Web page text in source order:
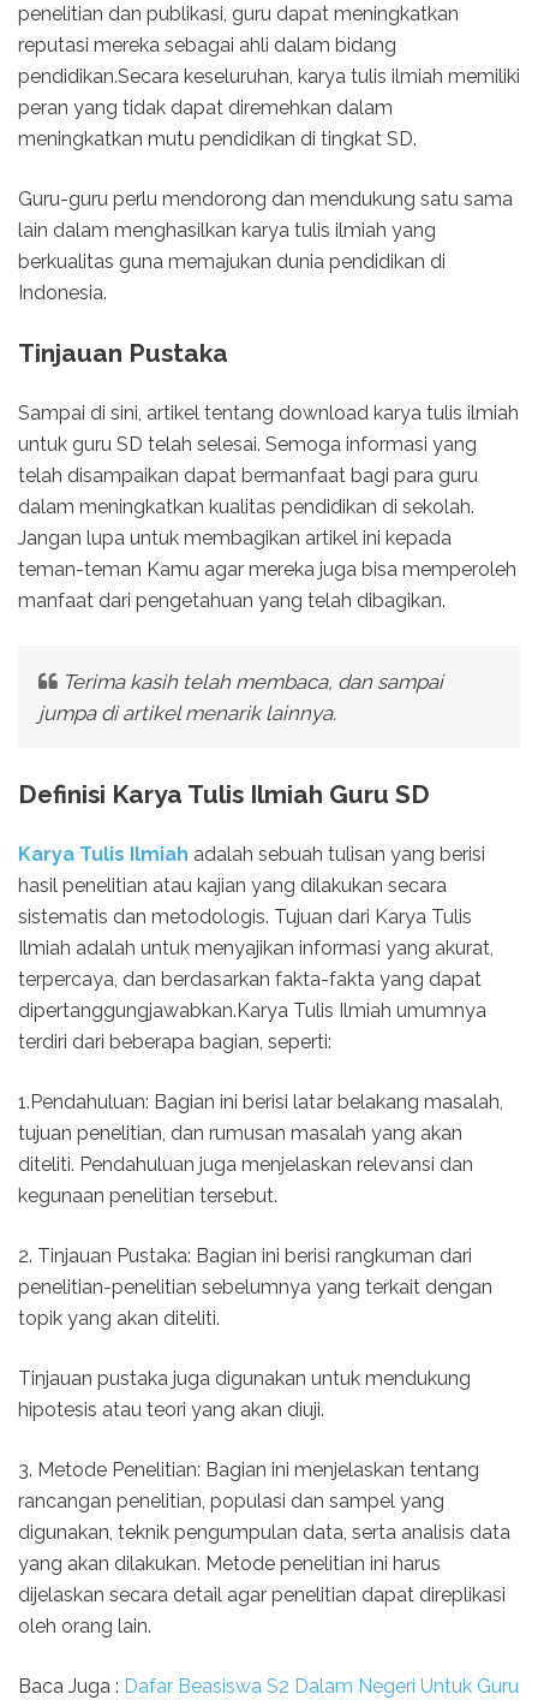
penelitian dan publikasi, guru dapat meningkatkan
reputasi mereka sebagai ahli dalam bidang
pendidikan.Secara keseluruhan, karya tulis ilmiah memiliki
peran yang tidak dapat diremehkan dalam
meningkatkan mutu pendidikan di tingkat SD.
Guru-guru perlu mendorong dan mendukung satu sama
lain dalam menghasilkan karya tulis ilmiah yang
berkualitas guna memajukan dunia pendidikan di
Indonesia.
Tinjauan Pustaka
Sampai di sini, artikel tentang download karya tulis ilmiah
untuk guru SD telah selesai. Semoga informasi yang
telah disampaikan dapat bermanfaat bagi para guru
dalam meningkatkan kualitas pendidikan di sekolah.
Jangan lupa untuk membagikan artikel ini kepada
teman-teman Kamu agar mereka juga bisa memperoleh
manfaat dari pengetahuan yang telah dibagikan.
Terima kasih telah membaca, dan sampai
jumpa di artikel menarik lainnya.
Definisi Karya Tulis Ilmiah Guru SD
Karya Tulis Ilmiah adalah sebuah tulisan yang berisi
hasil penelitian atau kajian yang dilakukan secara
sistematis dan metodologis. Tujuan dari Karya Tulis
Ilmiah adalah untuk menyajikan informasi yang akurat,
terpercaya, dan berdasarkan fakta-fakta yang dapat
dipertanggungjawabkan.Karya Tulis Ilmiah umumnya
terdiri dari beberapa bagian, seperti:
1.Pendahuluan: Bagian ini berisi latar belakang masalah,
tujuan penelitian, dan rumusan masalah yang akan
diteliti. Pendahuluan juga menjelaskan relevansi dan
kegunaan penelitian tersebut.
2. Tinjauan Pustaka: Bagian ini berisi rangkuman dari
penelitian-penelitian sebelumnya yang terkait dengan
topik yang akan diteliti.
Tinjauan pustaka juga digunakan untuk mendukung
hipotesis atau teori yang akan diuji.
3. Metode Penelitian: Bagian ini menjelaskan tentang
rancangan penelitian, populasi dan sampel yang
digunakan, teknik pengumpulan data, serta analisis data
yang akan dilakukan. Metode penelitian ini harus
dijelaskan secara detail agar penelitian dapat direplikasi
oleh orang lain.
Baca Juga : Dafar Beasiswa S2 Dalam Negeri Untuk Guru